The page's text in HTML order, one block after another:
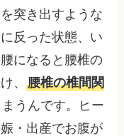
突き出すような
反った状態、い
になると腰椎の
、腰椎の椎間関
まうんです。ヒー
・出産でお腹が